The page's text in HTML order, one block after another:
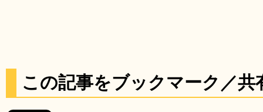
この記事をブックマーク／共